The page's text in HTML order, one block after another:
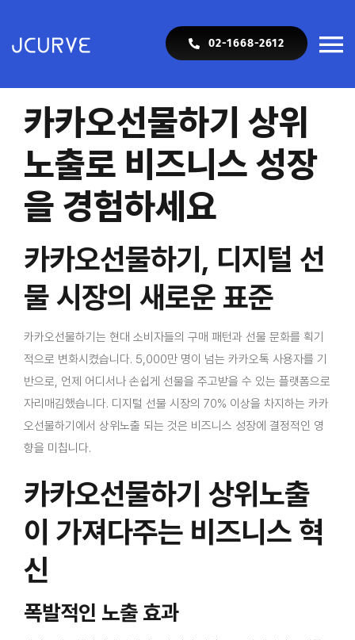
content
SEO
백링크
Web
Shop
문의하기
02-1668-2612
카카오선물하기 상위
노출로 비즈니스 성장
을 경험하세요
카카오선물하기, 디지털 선
물 시장의 새로운 표준
카카오선물하기는 현대 소비자들의 구매 패턴과 선물 문화를 획기
적으로 변화시켰습니다. 5,000만 명이 넘는 카카오톡 사용자를 기
반으로, 언제 어디서나 손쉽게 선물을 주고받을 수 있는 플랫폼으로
자리매김했습니다. 디지털 선물 시장의 70% 이상을 차지하는 카카
오선물하기에서 상위노출 되는 것은 비즈니스 성장에 결정적인 영
향을 미칩니다.
카카오선물하기 상위노출
이 가져다주는 비즈니스 혁
신
폭발적인 노출 효과